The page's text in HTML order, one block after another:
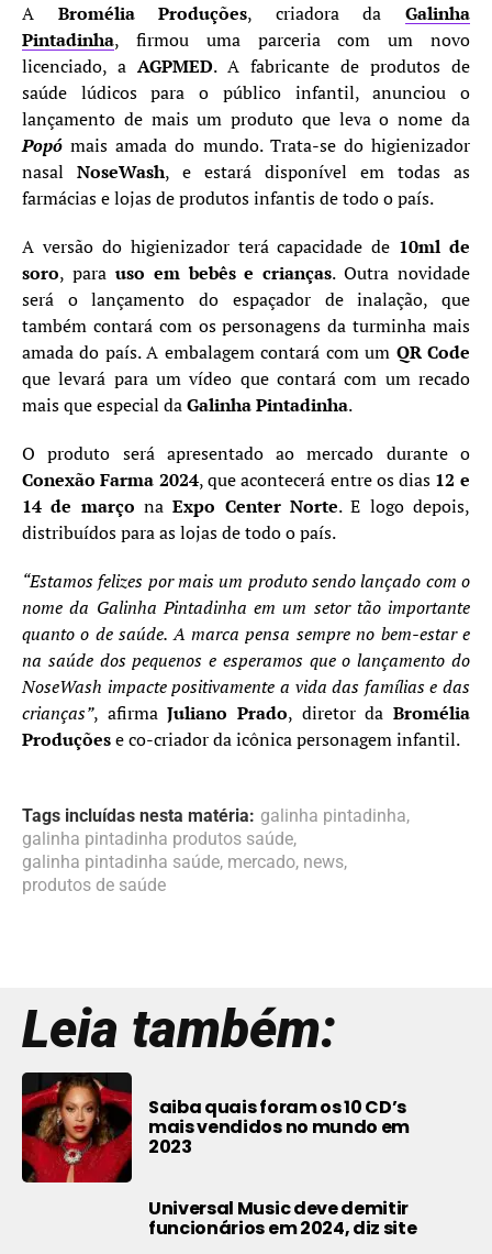
A Bromélia Produções, criadora daGalinha
Pintadinha, firmou uma parceria com um novo
licenciado, a AGPMED. A fabricante de produtos de
saúde lúdicos para o público infantil, anunciou o
lançamento de mais um produto que leva o nome da
Popó mais amada do mundo. Trata-se do higienizador
nasal NoseWash, e estará disponível em todas as
farmácias e lojas de produtos infantis de todo o país.
A versão do higienizador terá capacidade de 10ml de
soro, para uso em bebês e crianças. Outra novidade
será o lançamento do espaçador de inalação, que
também contará com os personagens da turminha mais
amada do país. A embalagem contará com um QR Code
que levará para um vídeo que contará com um recado
mais que especial daGalinha Pintadinha.
O produto será apresentado ao mercado durante o
Conexão Farma 2024, que acontecerá entre os dias 12 e
14 de março naExpo Center Norte. E logo depois,
distribuídos para as lojas de todo o país.
“Estamos felizes por mais um produto sendo lançado com o
nome da Galinha Pintadinha em um setor tão importante
quanto o de saúde. A marca pensa sempre no bem-estar e
na saúde dos pequenos e esperamos que o lançamento do
NoseWash impacte positivamente a vida das famílias e das
crianças”, afirmaJuliano Prado, diretor daBromélia
Produçõese co-criador da icônica personagem infantil.
Tags incluídas nesta matéria: galinha pintadinha,
galinha pintadinha produtos saúde,
galinha pintadinha saúde, mercado, news,
produtos de saúde
Leia também:
Saiba quais foram os 10 CD’s
mais vendidos no mundo em
2023
Universal Music deve demitir
funcionários em 2024, diz site